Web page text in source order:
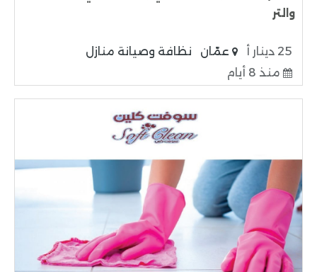
والتر
25 دينار أ عمّان
نظافة وصيانة منازل
منذ 8 أيام